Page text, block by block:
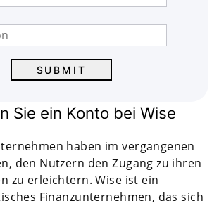
Sie ein Konto bei Wise
haben im vergangenen
den Nutzern den Zugang zu ihren
zu erleichtern. Wise ist ein
Finanzunternehmen, das sich